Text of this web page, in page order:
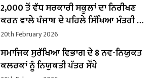
2,000 ਤੋਂ ਵੱਧ ਸਰਕਾਰੀ ਸਕੂਲਾਂ ਦਾ ਨਿਰੀਖਣ
ਕਰਨ ਵਾਲੇ ਪੰਜਾਬ ਦੇ ਪਹਿਲੇ ਸਿੱਖਿਆ ਮੰਤਰੀ ਬਣੇ
ਹਰਜੋਤ ਸਿੰਘ ਬੈਂਸ
20th February 2026
ਸਮਾਜਿਕ ਸੁਰੱਖਿਆ ਵਿਭਾਗ ਦੇ 8 ਨਵ-ਨਿਯੁਕਤ
ਕਲਰਕਾਂ ਨੂੰ ਨਿਯੁਕਤੀ ਪੱਤਰ ਸੌਂਪੇ